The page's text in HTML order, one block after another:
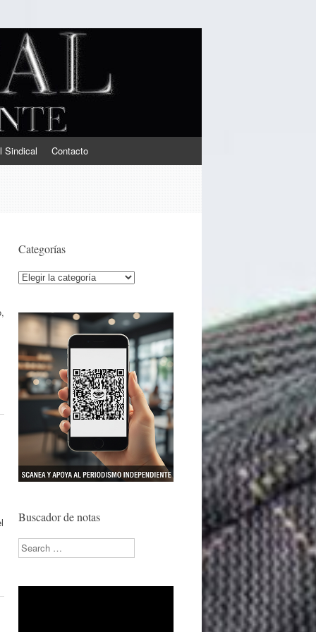
Sindical Contacto
Categorías
Categorías
Buscador de notas
Search